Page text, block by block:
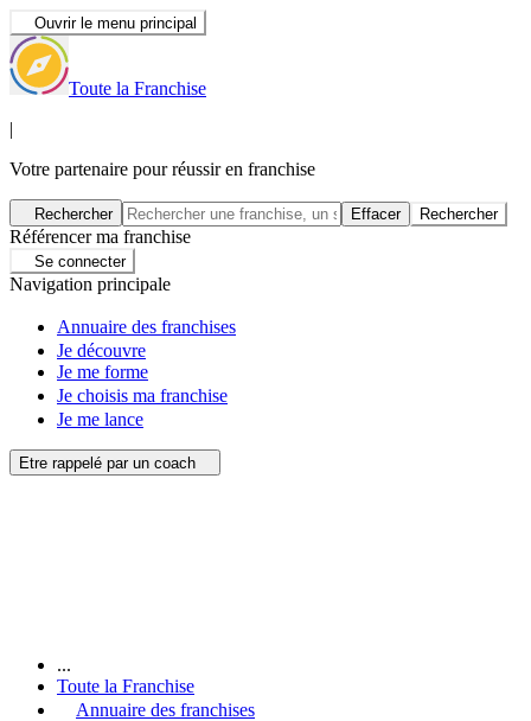
Ouvrir le menu principal
Toute la Franchise
|
Votre partenaire pour réussir en franchise
Rechercher Effacer Rechercher
Référencer ma franchise
Se connecter
Navigation principale
Annuaire des franchises
Je découvre
Je me forme
Je choisis ma franchise
Je me lance
Etre rappelé par un coach
...
Toute la Franchise
Annuaire des franchises